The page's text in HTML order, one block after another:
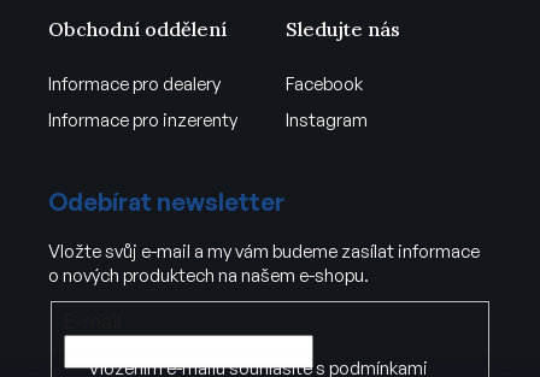
Obchodní oddělení
Informace pro dealery
Informace pro inzerenty
Sledujte nás
Facebook
Instagram
Odebírat newsletter
Vložte svůj e-mail a my vám budeme zasílat informace
o nových produktech na našem e-shopu.
Vložením e-mailu souhlasíte s podmínkami